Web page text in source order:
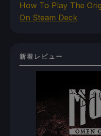
How To Play The
On Steam Deck
新着レビュー